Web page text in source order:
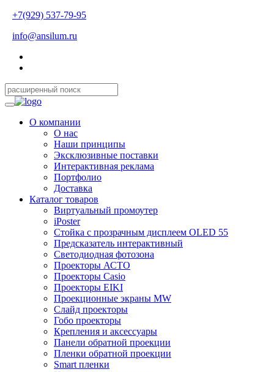
+7(929) 537-79-95
info@ansilum.ru
О компании
О нас
Наши принципы
Эксклюзивные поставки
Интерактивная реклама
Портфолио
Доставка
Каталог товаров
Виртуальный промоутер
iPoster
Стойка с прозрачным дисплеем OLED 55
Предсказатель интерактивный
Светодиодная фотозона
Проекторы АСТО
Проекторы Casio
Проекторы EIKI
Проекционные экраны MW
Слайд проекторы
Гобо проекторы
Крепления и аксессуары
Панели обратной проекции
Пленки обратной проекции
Smart пленки